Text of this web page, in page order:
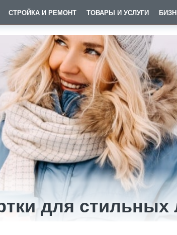
СТРОЙКА И РЕМОНТ ТОВАРЫ И УСЛУГИ
для стильных